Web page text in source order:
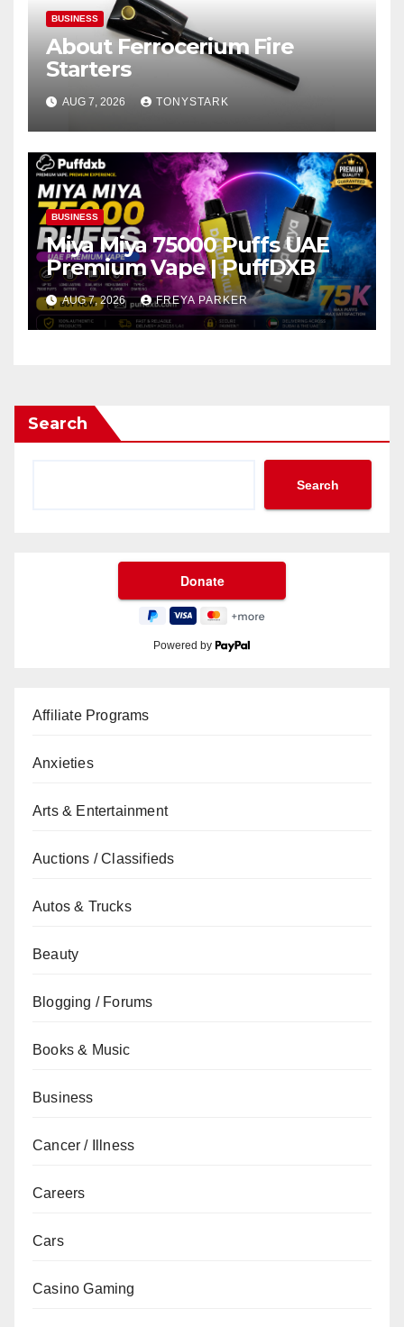
BUSINESS
About Ferrocerium Fire
Starters
AUG 7, 2026 TONYSTARK
BUSINESS
Miya Miya 75000 Puffs UAE
Premium Vape | PuffDXB
AUG 7, 2026 FREYA PARKER
Search
Search
Powered by
Affiliate Programs
Anxieties
Arts & Entertainment
Auctions / Classifieds
Autos & Trucks
Beauty
Blogging / Forums
Books & Music
Business
Cancer / Illness
Careers
Cars
Casino Gaming